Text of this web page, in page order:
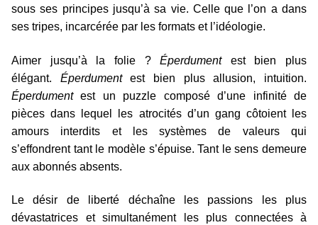
sous ses principes jusqu’à sa vie. Celle que l’on a dans
ses tripes, incarcérée par les formats et l’idéologie.
Aimer jusqu’à la folie ?Éperdumentest bien plus
élégant. Éperdumentest bien plus allusion, intuition.
Éperdumentest un puzzle composé d’une infinité de
pièces dans lequel les atrocités d’un gang côtoient les
amours interdits et les systèmes de valeurs qui
s’effondrent tant le modèle s’épuise. Tant le sens demeure
aux abonnés absents.
Le désir de liberté déchaîne les passions les plus
dévastatrices et simultanément les plus connectées à